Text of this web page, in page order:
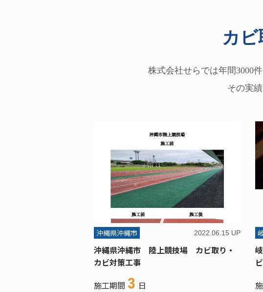
カ
株式会社せらでは年間3000
その実
沖縄県沖縄市 2022.06.15 UP
沖縄県沖縄市 陸上競技場 カビ取り・
カビ対策工事
施工期間 3 日